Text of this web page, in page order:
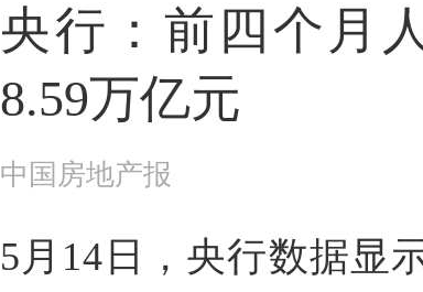
央行：前四个月
8.59万亿元
中国房地产报
5月14日，央行数据显